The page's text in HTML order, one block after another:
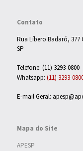
Contato
Rua Líbero Badaró, 377
SP
Telefone: (11) 3293-0800
Whatsapp: (11) 3293-
E-mail Geral:
Mapa do Site
APESP